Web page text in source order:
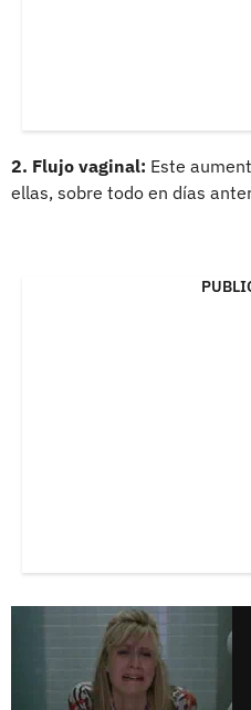
2. Flujo vaginal: Este
ellas, sobre todo en días